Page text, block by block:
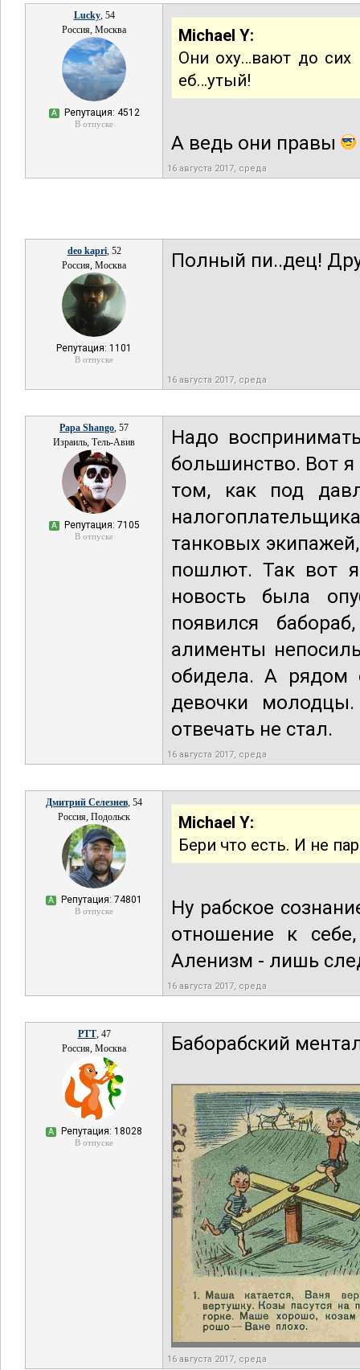
Lucky, 54
Россия, Москва
А Репутация: 4512
В отпуске
Michael Y:
Они оху…вают до сих
еб…утый!
А ведь они правы
16 августа 2017, среда
deo kapri, 52
Россия, Москва
Репутация: 1101
В отпуске
Полный пи..дец!
16 августа 2017, среда
Papa Shango, 57
Израиль, Тель-Авив
А Репутация: 7105
В отпуске
Надо
большинство. Вот я
том, как под
танковых
пошлют. Так вот
новость была
появился
алименты
обидела. А рядом
девочки молодцы.
отвечать не стал.
16 августа 2017, среда
Дмитрий Селезнев, 54
Россия, Подольск
А Репутация: 74801
В отпуске
Michael Y:
Бери что есть. И не
Ну рабское
отношение к
Аленизм - лишь
16 августа 2017, среда
РТТ, 47
Россия, Москва
А Репутация: 18028
В отпуске
Баборабский
16 августа 2017, среда